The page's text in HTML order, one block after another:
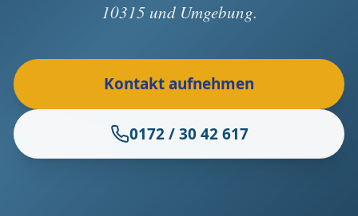
10315 und Umgebung.
Kontakt aufnehmen
0172 / 30 42 617